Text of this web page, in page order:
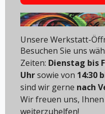
Unsere Werkstatt-
Besuchen Sie uns
Zeiten: Dienstag bis
Uhrsowie von 14:30
sind wir gerne nach
Wir freuen uns,
weiterzuhelfen!